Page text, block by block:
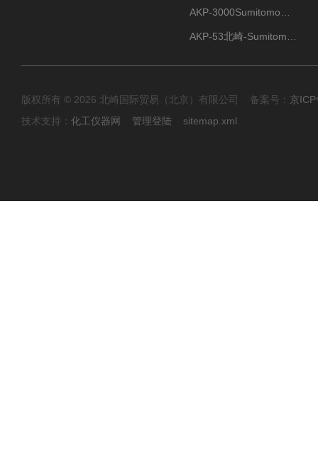
版权所有 © 2026 北崎国际贸易（北京）有限公司 备案号： 京
技术支持： 化工仪器网 管理登陆 sitemap.xml